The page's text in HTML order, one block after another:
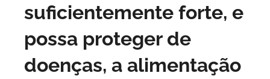
suficientemente forte, e
possa proteger de
doenças, a alimentação